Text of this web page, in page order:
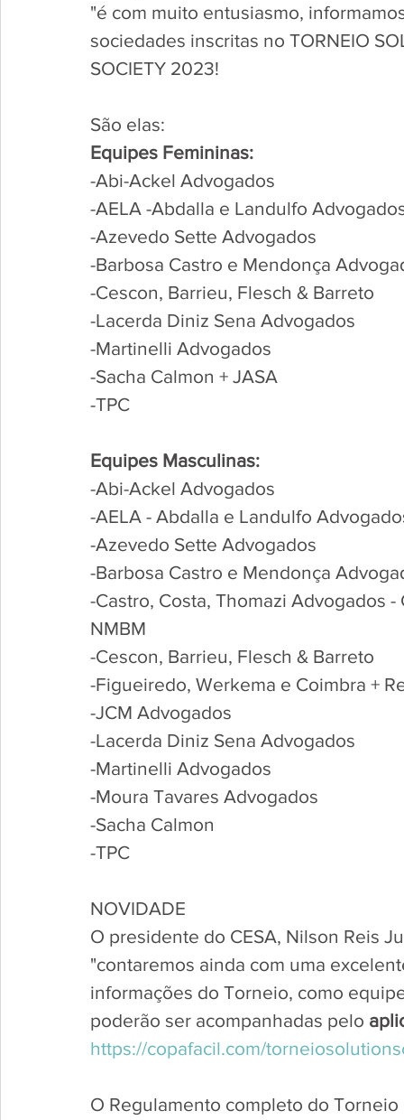
"é com muito entusiasmo,
sociedades inscritas no TORNEIO
SOCIETY 2023!
São elas:
Equipes Femininas:
-Abi-Ackel Advogados
-AELA -Abdalla e Landulfo
-Azevedo Sette Advogados
-Barbosa Castro e Mendonça
-Cescon, Barrieu, Flesch & Barreto
-Lacerda Diniz Sena Advogados
-Martinelli Advogados
-Sacha Calmon + JASA
-TPC
Equipes Masculinas:
-Abi-Ackel Advogados
-AELA - Abdalla e Landulfo
-Azevedo Sette Advogados
-Barbosa Castro e Mendonça
-Castro, Costa, Thomazi Advogados
NMBM
-Cescon, Barrieu, Flesch & Barreto
-Figueiredo, Werkema e Coimbra +
-JCM Advogados
-Lacerda Diniz Sena Advogados
-Martinelli Advogados
-Moura Tavares Advogados
-Sacha Calmon
-TPC
NOVIDADE
O presidente do CESA, Nilson Reis
"contaremos ainda com uma
informações do Torneio, como
poderão ser acompanhadas pelo
https://copafacil.com/
O Regulamento completo do